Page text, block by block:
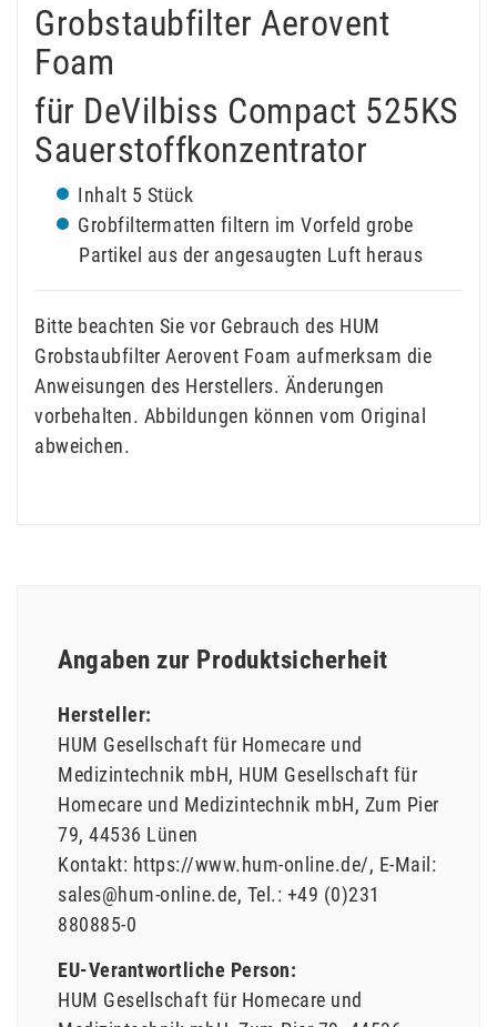
Grobstaubfilter Aerovent
Foam
für DeVilbiss Compact 525KS
Sauerstoffkonzentrator
Inhalt 5 Stück
Grobfiltermatten filtern im Vorfeld grobe
Partikel aus der angesaugten Luft heraus
Bitte beachten Sie vor Gebrauch des HUM
Grobstaubfilter Aerovent Foam aufmerksam die
Anweisungen des Herstellers. Änderungen
vorbehalten. Abbildungen können vom Original
abweichen.
Angaben zur Produktsicherheit
Hersteller:
HUM Gesellschaft für Homecare und
Medizintechnik mbH HUM Gesellschaft für
Homecare und Medizintechnik mbH Zum Pier
79 44536 Lünen
Kontakt: https://www.hum-online.de/ E-Mail:
sales@hum-online.de Tel.: +49 (0)231
880885-0
EU-Verantwortliche Person:
HUM Gesellschaft für Homecare und